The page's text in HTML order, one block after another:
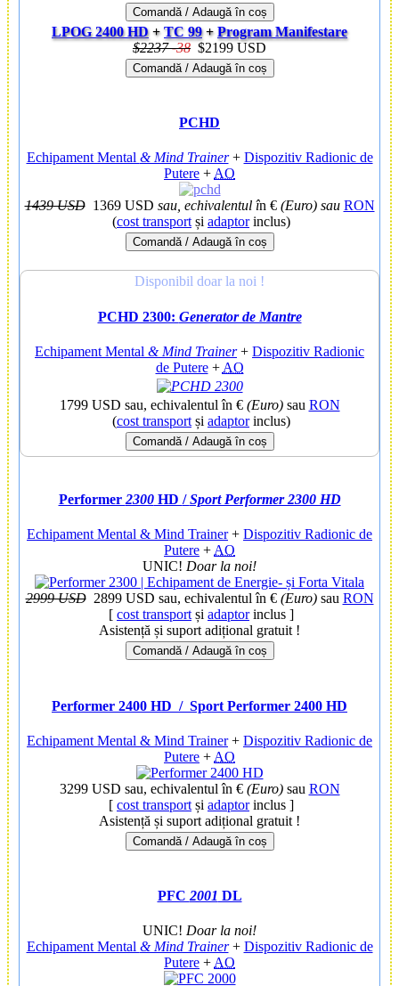
Comandă / Adaugă în coș
LPOG 2400 HD+ TC 99+ Program Manifestare
$2237-38 $2199 USD
Comandă / Adaugă în coș
PCHD
Echipament Mental & Mind Trainer+ Dispozitiv Radionic de
Putere + AO
1439 USD1369 USD sau, echivalentul în € (Euro) sau RON
(cost transport și adaptorinclus)
Comandă / Adaugă în coș
Disponibil doar la noi !
PCHD 2300: Generator de Mantre
Echipament Mental & Mind Trainer+ Dispozitiv Radionic
de Putere+ AO
1799 USD sau, echivalentul în € (Euro)sau RON
(cost transport și adaptorinclus)
Comandă / Adaugă în coș
Performer 2300HD /Sport Performer 2300 HD
Echipament Mental & Mind Trainer+ Dispozitiv Radionic de
Putere +AO
UNIC! Doar la noi!
2999 USD2899 USD sau, echivalentul în € (Euro)sau RON
[ cost transportși adaptorinclus ]
Asistență și suport adițional gratuit !
Comandă / Adaugă în coș
Performer 2400 HD / Sport Performer 2400 HD
Echipament Mental & Mind Trainer+ Dispozitiv Radionic de
Putere + AO
3299 USD sau, echivalentul în € (Euro)sau RON
[ cost transport și adaptorinclus ]
Asistență și suport adițional gratuit !
Comandă / Adaugă în coș
PFC 2001 DL
UNIC! Doar la noi!
Echipament Mental & Mind Trainer+ Dispozitiv Radionic de
Putere +AO